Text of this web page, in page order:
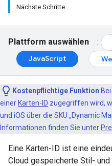
Nächste Schritte
Plattform auswählen :
JavaScript
Kostenpflichtige Funktion
einer Karten-ID zugegriffen wird,
und iOS über die SKU „Dynamic
Informationen finden Sie unter
Eine Karten-ID ist eine
Cloud gespeicherte Stil-